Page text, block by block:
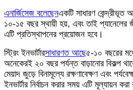
এনার্জিসেজ বলেছেনএকটি সাধারণ কেন্দ্রীভূত
১০-১৫ বছর স্থায়ী হয়, এবং তাই
এটি প্রতিস্থাপনের প্রয়োজন হবে।
স্ট্রিং ইনভার্টারসাধারণত আছে৫-১০ বছরের
অনেকেরই ২০ বছর পর্যন্ত বাড়ানোর বিকল্প
মেয়াদ জুড়ে বিনামূল্যে রক্ষণাবেক্ষণ এবং
ইনভার্টার নির্বাচন করার সময় এটি মূল্যায়ন